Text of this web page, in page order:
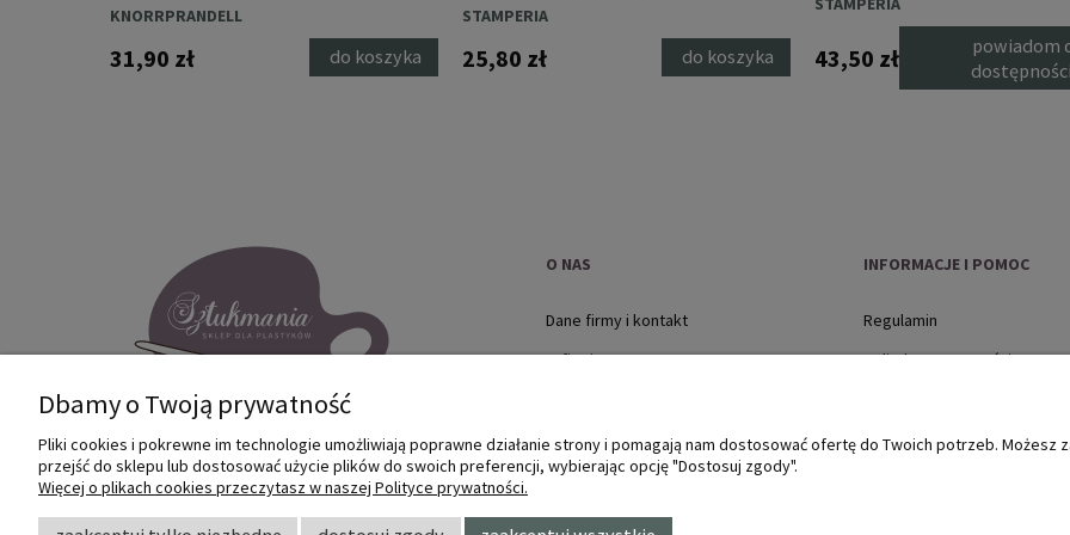
KNORRPRANDELL
31,90 zł do koszyka
(K3PTA476)
STAMPERIA
25,80 zł do koszyka 43,50 zł
powiadom
dostępności
Internetowy sklep dla plastyków
małych i dużych artystów.
O NAS
Dane firmy i kontakt
O firmie
INFORMACJE I POMOC
Regulamin
Polityka prywatności
Płatności i dostawa
Dbamy o Twoją prywatność
Pliki cookies i pokrewne im technologie umożliwiają poprawne działanie strony i pomagają nam dostosować ofertę do Twoich potrzeb.
przejść do sklepu lub dostosować użycie plików do swoich preferencji, wybierając opcję "Dostosuj zgody".
Więcej o plikach cookies przeczytasz w naszej Polityce prywatności.